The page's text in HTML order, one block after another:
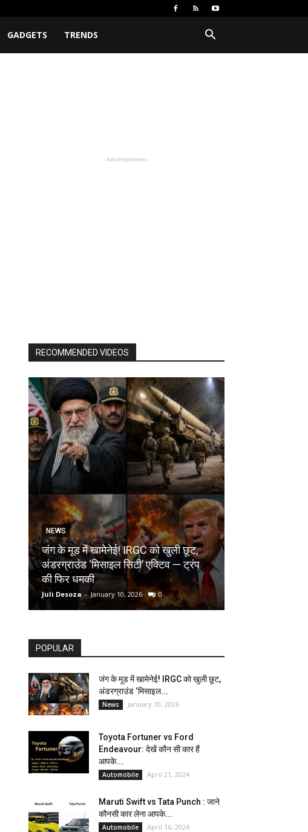
GADGETS TRENDS
- Advertisement -
RECOMMENDED VIDEOS
NEWS
जंग के मूड में खामेनेई! IRGC को खुली छूट,
अंडरग्राउंड ‘मिसाइल सिटी’ एक्टिव — ट्रंप
की फिर धमकी
Juli Desoza - January 10, 2026 0
POPULAR
जंग के मूड में खामेनेई! IRGC को खुली छूट,
अंडरग्राउंड ‘मिसाइल...
News January 10, 2026
Toyota Fortuner vs Ford
Endeavour: देखें कौन सी कार हैं
आपके...
Automobile April 21, 2024
Maruti Swift vs Tata Punch : जाने
कौनसी कार लेना आपके...
Automobile April 16, 2024